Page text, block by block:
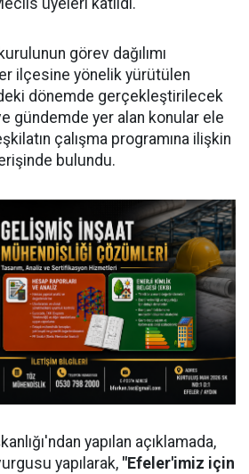
üyeleri katıldı.
görev dağılımı
ilçesine yönelik yürütülen
dönemde gerçekleştirilecek
gündemde yer alan konular ele
çalışma programına ilişkin
bulundu.
yapılan açıklamada,
yapılarak, "Efeler'imiz için